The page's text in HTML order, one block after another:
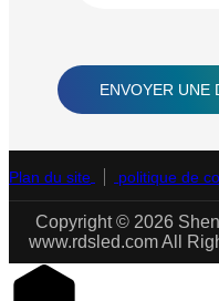
ENVOYER UNE
Plan du site politique de
Copyright © 2026
www.rdsled.com All